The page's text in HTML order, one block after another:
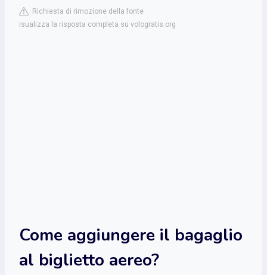
Richiesta di rimozione della fonte
isualizza la risposta completa su vologratis.org
Come aggiungere il bagaglio
al biglietto aereo?